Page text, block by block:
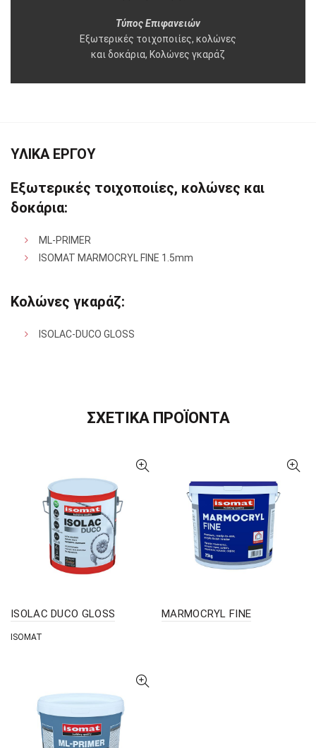
Τύπος Eπιφανειών
Εξωτερικές τοιχοποιίες, κολώνες
και δοκάρια, Κολώνες γκαράζ
ΥΛΙΚΑ ΕΡΓΟΥ
Εξωτερικές τοιχοποιίες, κολώνες και
δοκάρια:
ML-PRIMER
ISOMAT MARMOCRYL FINE 1.5mm
Κολώνες γκαράζ:
ISOLAC-DUCO GLOSS
ΣΧΕΤΙΚΑ ΠΡΟΪΟΝΤΑ
ISOLAC DUCO GLOSS
ISOMAT
MARMOCRYL FINE